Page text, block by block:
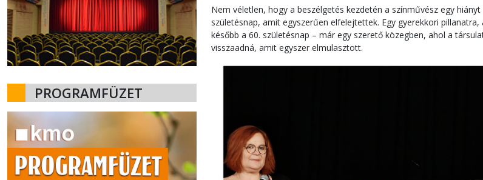
PROGRAMFÜZET
Nem véletlen, hogy a beszélgetés kezdetén a színművész egy
születésnap, amit egyszerűen elfelejtettek. Egy gyerekkori
később a 60. születésnap – már egy szerető közegben, ahol a
visszaadná, amit egyszer elmulasztott.